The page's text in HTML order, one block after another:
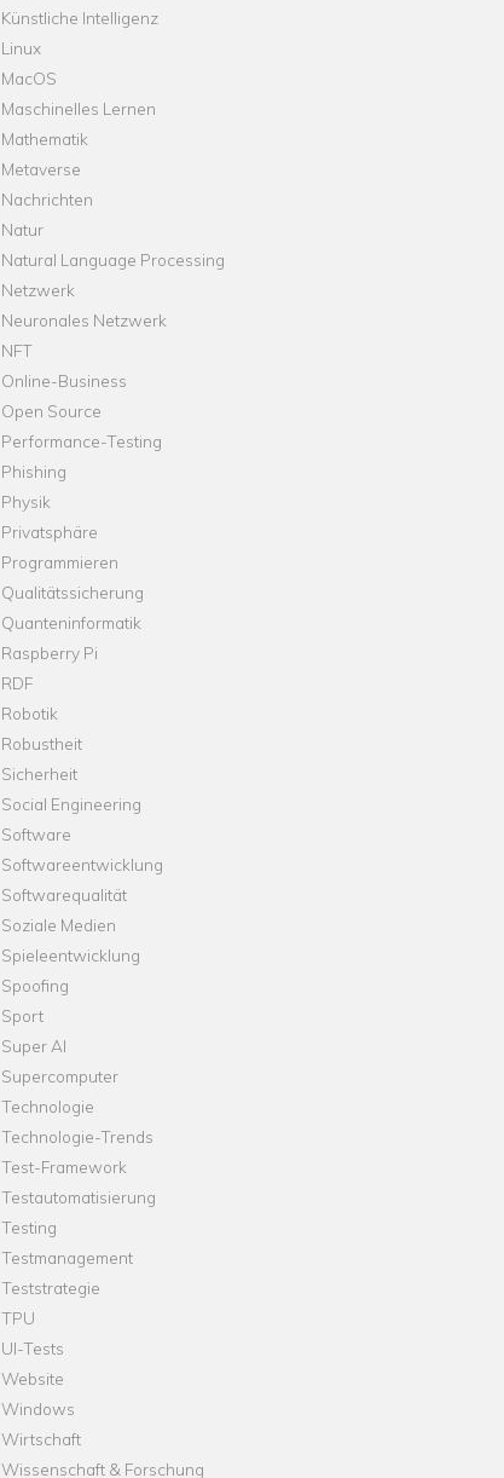
Künstliche Intelligenz
Linux
MacOS
Maschinelles Lernen
Mathematik
Metaverse
Nachrichten
Natur
Natural Language Processing
Netzwerk
Neuronales Netzwerk
NFT
Online-Business
Open Source
Performance-Testing
Phishing
Physik
Privatsphäre
Programmieren
Qualitätssicherung
Quanteninformatik
Raspberry Pi
RDF
Robotik
Robustheit
Sicherheit
Social Engineering
Software
Softwareentwicklung
Softwarequalität
Soziale Medien
Spieleentwicklung
Spoofing
Sport
Super AI
Supercomputer
Technologie
Technologie-Trends
Test-Framework
Testautomatisierung
Testing
Testmanagement
Teststrategie
TPU
UI-Tests
Website
Windows
Wirtschaft
Wissenschaft & Forschung